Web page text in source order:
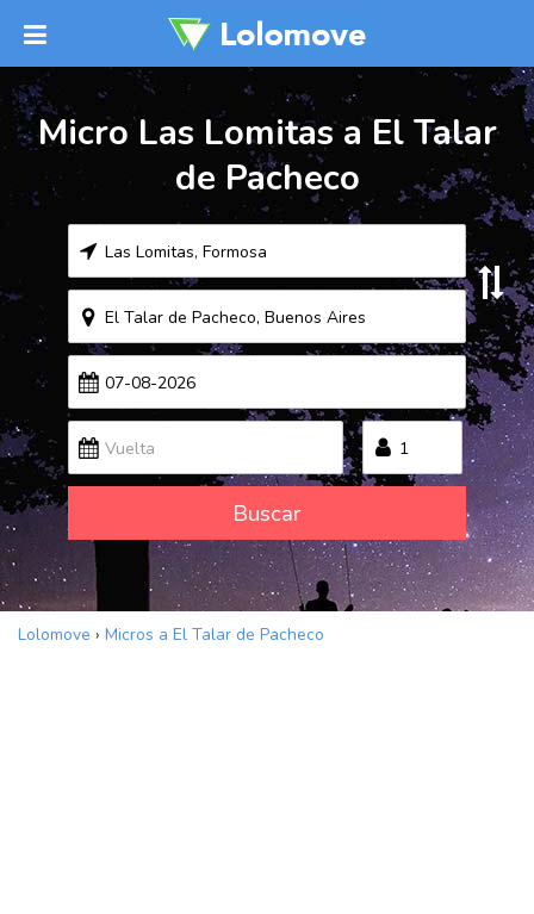
Micro Las Lomitas a El Talar
de Pacheco
Buscar
Lolomove › Micros a El Talar de Pacheco